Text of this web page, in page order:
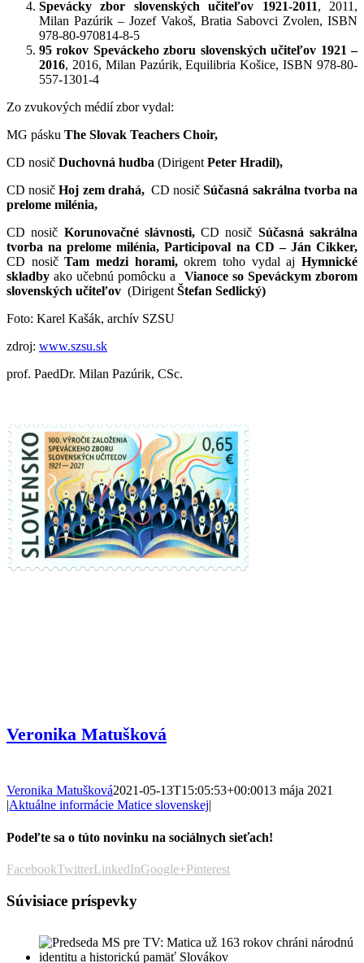
Spevácky zbor slovenských učiteľov 1921-2011, 2011,
Milan Pazúrik – Jozef Vakoš, Bratia Sabovci Zvolen, ISBN
978-80-970814-8-5
95 rokov Speváckeho zboru slovenských učiteľov 1921 –
2016, 2016, Milan Pazúrik, Equilibria Košice, ISBN 978-80-
557-1301-4
Zo zvukových médií zbor vydal:
MG pásku The Slovak Teachers Choir,
CD nosič Duchovná hudba (Dirigent Peter Hradil),
CD nosičHoj zem drahá,CD nosičSúčasná sakrálna tvorba na
prelome milénia,
CD nosič Korunovačné slávnosti,CD nosič Súčasná sakrálna
tvorba na prelome milénia, Participoval na CD – Ján Cikker,
CD nosičTam medzi horami,okrem toho vydal ajHymnické
skladby ako učebnú pomôcku a
Vianoce so Speváckym zborom
slovenských učiteľov (Dirigent Štefan Sedlický)
Foto: Karel Kašák, archív SZSU
zdroj: www.szsu.sk
prof. PaedDr. Milan Pazúrik, CSc.
Veronika Matušková
Veronika Matušková2021-05-13T15:05:53+00:0013 mája 2021
|Aktuálne informácie Matice slovenskej|
Podeľte sa o túto novinku na sociálnych sieťach!
FacebookTwitterLinkedInGoogle+Pinterest
Súvisiace príspevky